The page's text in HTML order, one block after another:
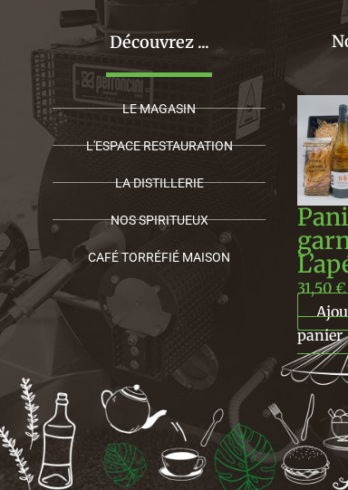
Découvrez ...
LE MAGASIN
L'ESPACE RESTAURATION
LA DISTILLERIE
NOS SPIRITUEUX
CAFÉ TORRÉFIÉ MAISON
31,50€
panier